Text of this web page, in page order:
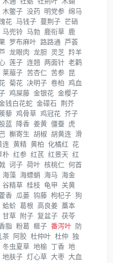
木鳖子 没药 明党参 绵马
花 马钱子 蔓荆子 芒硝
马兜铃 马勃 鹿衔草 鹿
罗布麻叶 路路通 芦荟
龙眼肉 龙胆 灵芝 羚羊
莲子 连翘 两面针 老鹳
莱菔子 苦杏仁 苦参 昆
菊花 决明子 卷柏 鸡血
鸡屎藤 金银花 金樱子
钱白花蛇 金礞石 荆芥
藜 鸡骨草 鸡冠花 芥子
蓝 降香 姜黄 僵蚕 虎
槲寄生 胡椒 胡黄连 滑
连 黄精 黄柏 化橘红 花
朴 红参 红芪 红景天 红
诃子 荷叶 核桃仁 何首
海藻 海螵蛸 海马 海金
谷精草 桂枝 龟甲 关黄
香 瓜蒌 钩藤 枸杞子 狗
蛤蚧 葛根 高良姜 藁本
甘草 附子 复盆子 茯苓
脂 粉葛 榧子 番泻叶 防
茶 阿胶 杜仲叶 杜仲 独
冬虫夏草 地榆 丁香 地
地肤子 灯心草 大枣 大血